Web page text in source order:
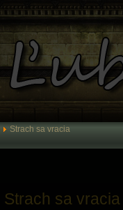
Strach sa vracia
Strach sa vracia